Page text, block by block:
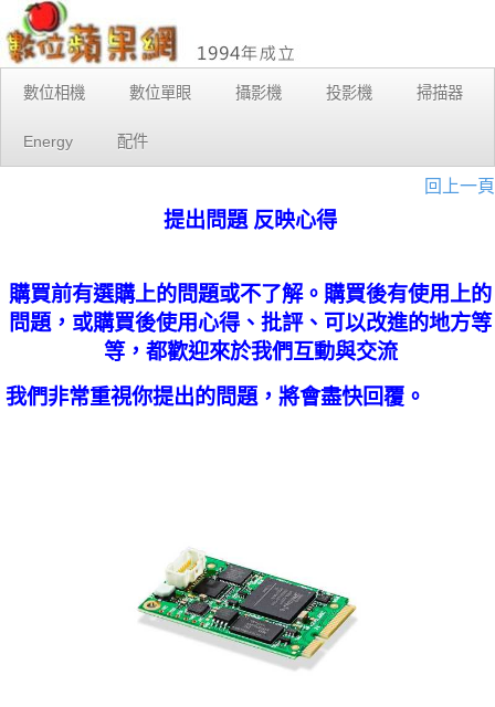
數位相機 數位單眼 攝影機 投影機 掃描器
Energy 配件
回上一頁
提出問題 反映心得
購買前有選購上的問題或不了解。購買後有使用上的
問題，或購買後使用心得、批評、可以改進的地方等
等，都歡迎來於我們互動與交流
我們非常重視你提出的問題，將會盡快回覆。